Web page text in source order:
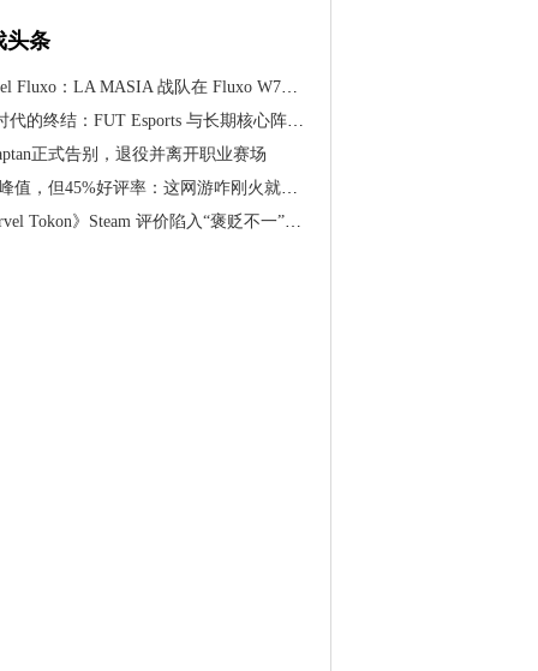
头条
：LA MASIA 战队在 Fluxo W7M 旗下找到新归宿
的终结：FUT Esports 与长期核心阵容分道扬镳
正式告别，退役并离开职业赛场
值，但45%好评率：这网游咋刚火就翻车了？
》Steam 评价陷入“褒贬不一”，PC 移植版表现糟糕引发玩家投诉，Arc System Works 对此做出…